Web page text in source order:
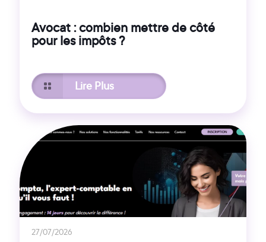
Avocat : combien mettre de côté
pour les impôts ?
Lire Plus
27/07/2026